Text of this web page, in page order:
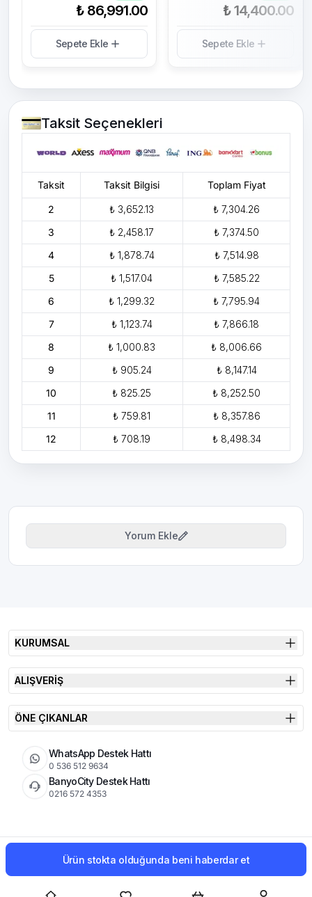
Ürün stokta olduğunda beni haberdar et
₺ 86,991.00
Sepete Ekle
₺ 14,400.00
Sepete Ekle
Taksit Seçenekleri
Taksit Taksit Bilgisi Toplam Fiyat
2 ₺ 3,652.13
₺ 7,304.26
3
₺ 2,458.17
₺ 7,374.50
4
₺ 1,878.74
₺ 7,514.98
5
₺ 1,517.04
₺ 7,585.22
6
₺ 1,299.32
₺ 7,795.94
7
₺ 1,123.74
₺ 7,866.18
8
₺ 1,000.83
₺ 8,006.66
9
₺ 905.24
₺ 8,147.14
10
₺ 825.25
₺ 8,252.50
11
₺ 759.81
₺ 8,357.86
12
₺ 708.19 ₺ 8,498.34
Yorum Ekle
KURUMSAL
ALIŞVERİŞ
ÖNE ÇIKANLAR
WhatsApp Destek Hattı
0 536 512 9634
BanyoCity Destek Hattı
0216 572 4353
© 2026 Şimşek Banyo & Seramik | Tüm Hakları Saklıdır